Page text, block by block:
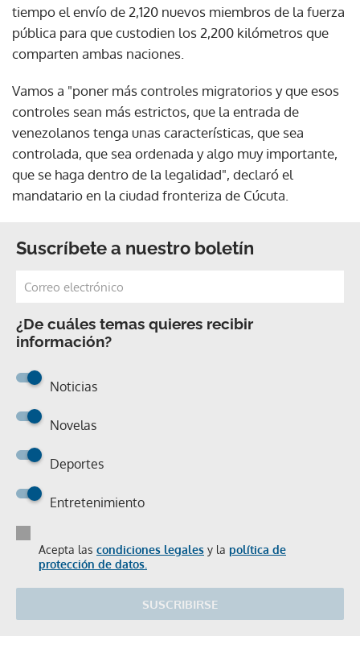
tiempo el envío de 2,120 nuevos miembros de la fuerza
pública para que custodien los 2,200 kilómetros que
comparten ambas naciones.
Vamos a "poner más controles migratorios y que esos
controles sean más estrictos, que la entrada de
venezolanos tenga unas características, que sea
controlada, que sea ordenada y algo muy importante,
que se haga dentro de la legalidad", declaró el
mandatario en la ciudad fronteriza de Cúcuta.
Suscríbete a nuestro boletín
¿De cuáles temas quieres recibir
información?
Noticias
Novelas
Deportes
Entretenimiento
Acepta las condiciones legales y la política de
protección de datos.
SUSCRIBIRSE